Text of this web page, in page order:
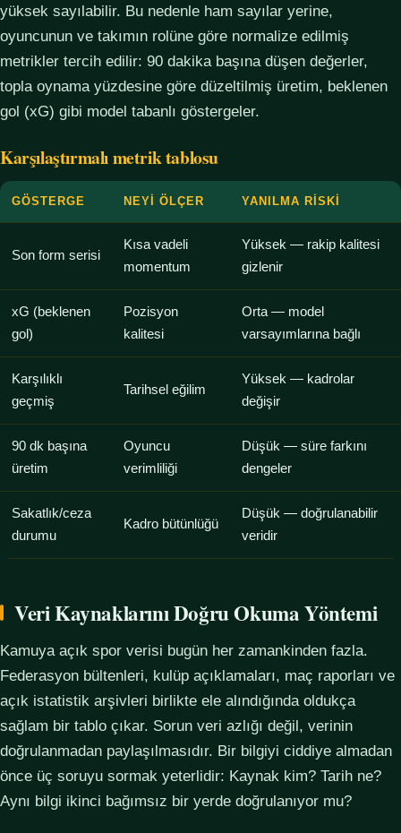
yüksek sayılabilir. Bu nedenle ham sayılar yerine,
oyuncunun ve takımın rolüne göre normalize edilmiş
metrikler tercih edilir: 90 dakika başına düşen değerler,
topla oynama yüzdesine göre düzeltilmiş üretim, beklenen
gol (xG) gibi model tabanlı göstergeler.
Karşılaştırmalı metrik tablosu
GÖSTERGE NEYI ÖLÇER YANILMA RISKI
Son form serisi
Kısa vadeli
momentum
Yüksek — rakip kalitesi
gizlenir
xG (beklenen
gol)
Pozisyon
kalitesi
Orta — model
varsayımlarına bağlı
Karşılıklı
geçmiş
Tarihsel eğilim
Yüksek — kadrolar
değişir
90 dk başına
üretim
Oyuncu
verimliliği
Düşük — süre farkını
dengeler
Sakatlık/ceza
durumu
Kadro bütünlüğü
Düşük — doğrulanabilir
veridir
Veri Kaynaklarını Doğru Okuma Yöntemi
Kamuya açık spor verisi bugün her zamankinden fazla.
Federasyon bültenleri, kulüp açıklamaları, maç raporları ve
açık istatistik arşivleri birlikte ele alındığında oldukça
sağlam bir tablo çıkar. Sorun veri azlığı değil, verinin
doğrulanmadan paylaşılmasıdır. Bir bilgiyi ciddiye almadan
önce üç soruyu sormak yeterlidir: Kaynak kim? Tarih ne?
Aynı bilgi ikinci bağımsız bir yerde doğrulanıyor mu?